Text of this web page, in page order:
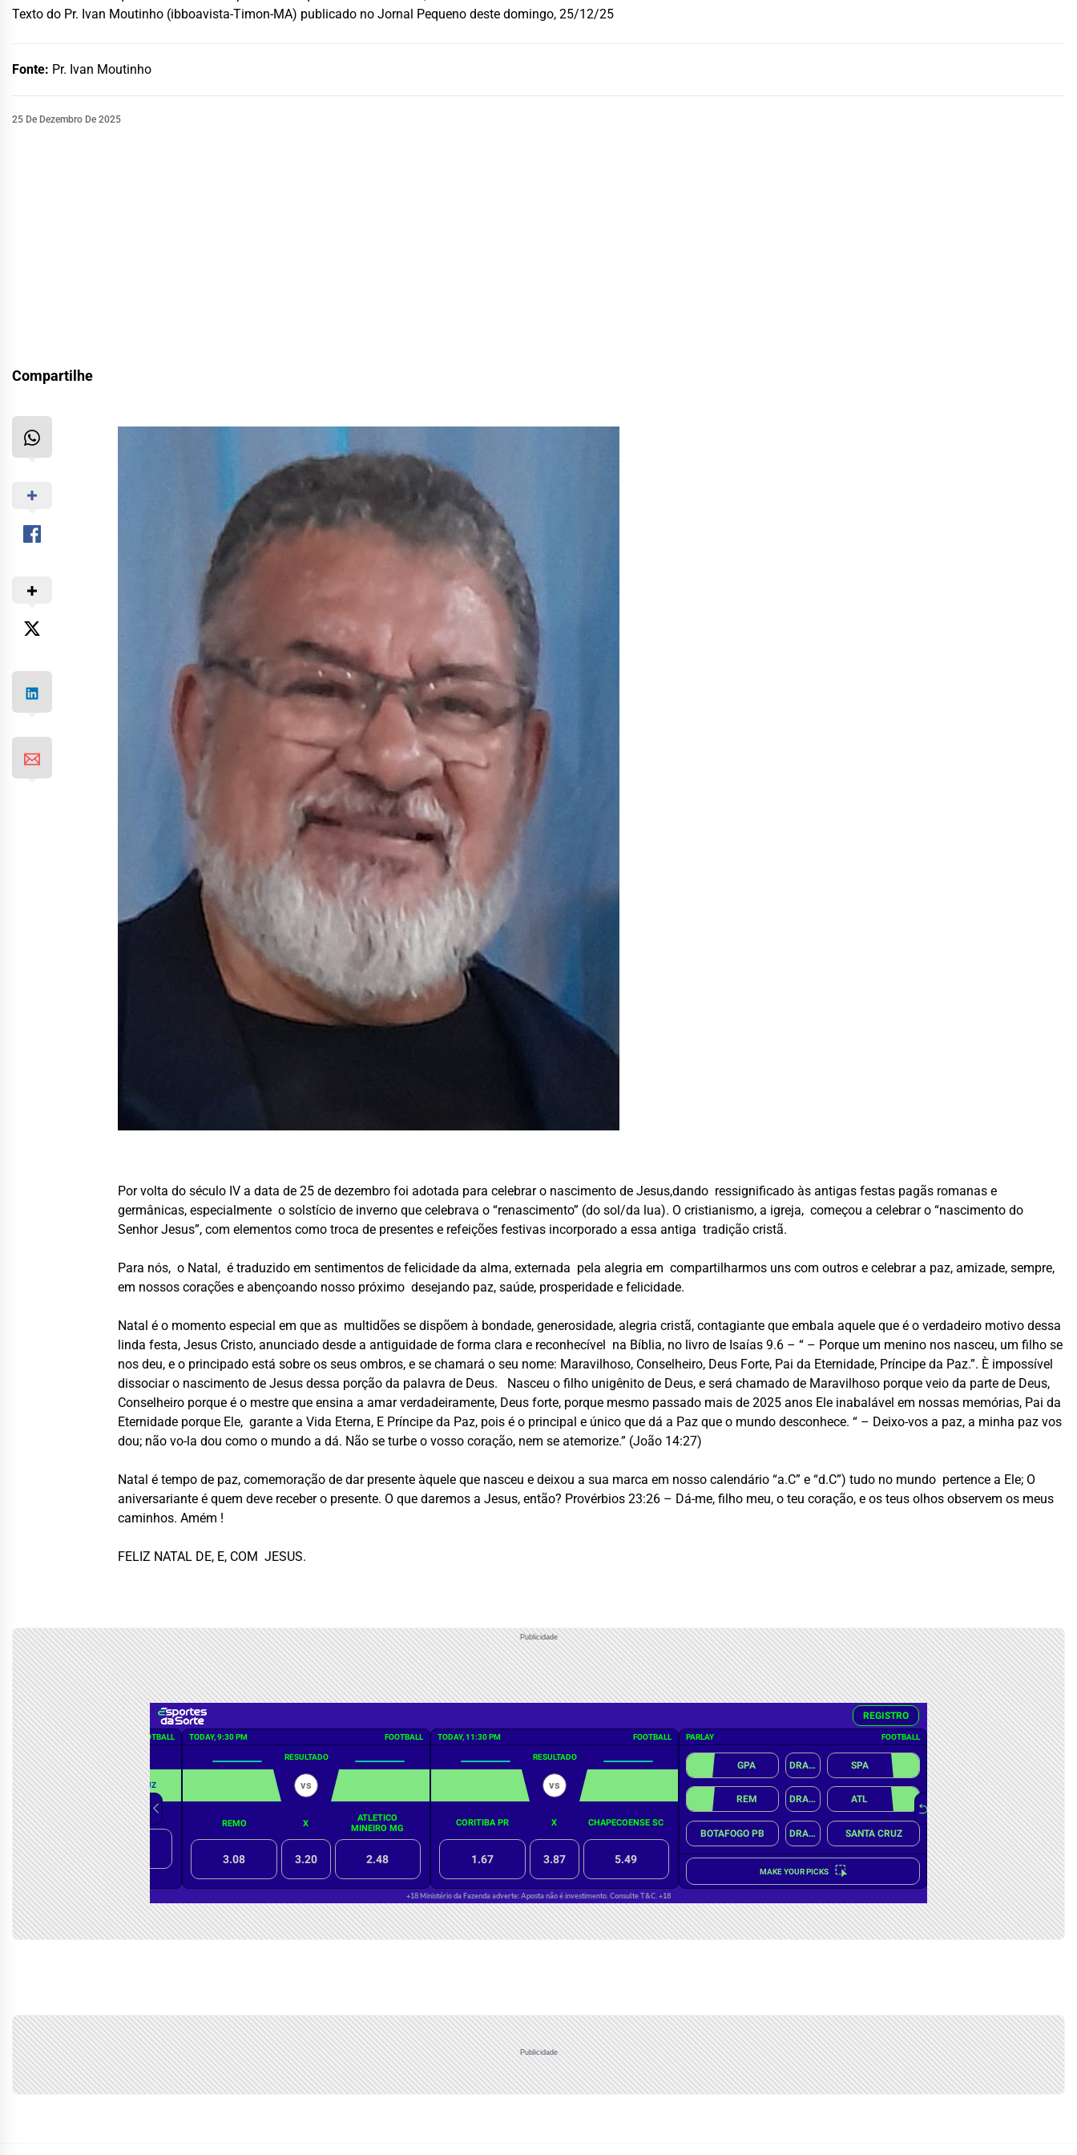
Texto do Pr. Ivan Moutinho (ibboavista-Timon-MA) publicado no Jornal Pequeno deste domingo, 25/12/25
Fonte: Pr. Ivan Moutinho
25 De Dezembro De 2025
Compartilhe
Por volta do século IV a data de 25 de dezembro foi adotada para celebrar o nascimento de Jesus,dando ressignificado às antigas festas pagãs romanas e
germânicas, especialmente o solstício de inverno que celebrava o “renascimento” (do sol/da lua). O cristianismo, a igreja, começou a celebrar o “nascimento do
SenhorJesus”, com elementos como troca de presentes e refeições festivas incorporado a essa antiga tradição cristã.
Para nós, o Natal, é traduzido em sentimentos de felicidade da alma, externada pela alegria em compartilharmos uns com outros e celebrar a paz, amizade, sempre,
em nossos corações e abençoando nosso próximo desejando paz, saúde, prosperidade e felicidade.
Natal é o momento especial em que as multidões se dispõem à bondade, generosidade, alegria cristã, contagiante que embala aquele que é o verdadeiro motivo dessa
linda festa, Jesus Cristo, anunciado desde a antiguidade de forma clarae reconhecível na Bíblia, no livro de Isaías 9.6 –“ – Porque um menino nos nasceu, um filho se
nos deu, e o principado está sobre os seus ombros, e se chamará o seu nome: Maravilhoso, Conselheiro, Deus Forte, Pai da Eternidade, Príncipe da Paz.”. È impossível
dissociar o nascimento de Jesus dessa porção da palavra de Deus.
Nasceu o filho unigênito de Deus, e será chamado de Maravilhoso porque veio da parte de Deus,
Conselheiro porque é o mestre que ensina a amar verdadeiramente, Deus forte, porque mesmo passado mais de 2025 anos Ele inabalável em nossas memórias, Pai da
Eternidade porque Ele, garante a Vida Eterna, E Príncipe da Paz, pois é o principal e único que dá a Paz que o mundo desconhece. “ – Deixo-vos a paz, a minha paz vos
dou; não vo-la dou como o mundo a dá. Não se turbe o vosso coração, nem se atemorize.” (João 14:27)
Natal é tempo de paz, comemoração de dar presente àquele que nasceu e deixou a sua marca em nosso calendário “a.C” e “d.C”) tudo no mundo pertence a Ele; O
aniversariante é quem deve receber o presente. O que daremos a Jesus, então? Provérbios 23:26 – Dá-me, filho meu, o teu coração, e os teus olhos observem os meus
caminhos. Amém !
FELIZ NATAL DE, E, COM JESUS.
Publicidade
Publicidade